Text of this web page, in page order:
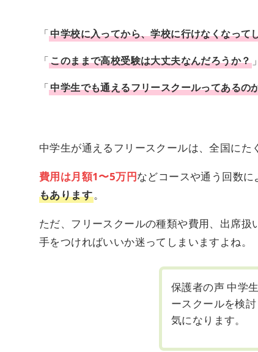
「中学校に入ってから、学校に行けなくなって
「このままで高校受験は大丈夫なんだろうか？ 」
「中学生でも通えるフリースクールってあるの
中学生が通えるフリースクールは、全国にた
費用は月額1〜5万円などコースや通う回数
もあります。
ただ、フリースクールの種類や費用、出席
手をつければいいか迷ってしまいますよね。
保護者の声 中学
ースクールを検
気になります。